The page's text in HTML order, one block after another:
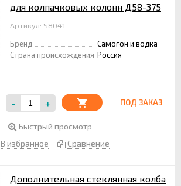
для колпачковых колонн Д58-375
Артикул: S8041
Бренд
Самогон и водка
Страна происхождения Россия
- + ПОД ЗАКАЗ
Быстрый просмотр
В избранное
Сравнение
Дополнительная стеклянная колба